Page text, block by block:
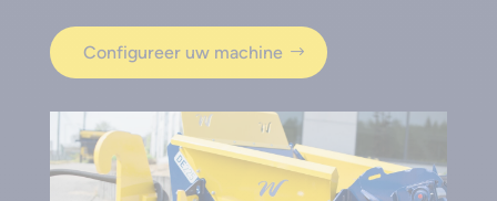
Configureer uw machine